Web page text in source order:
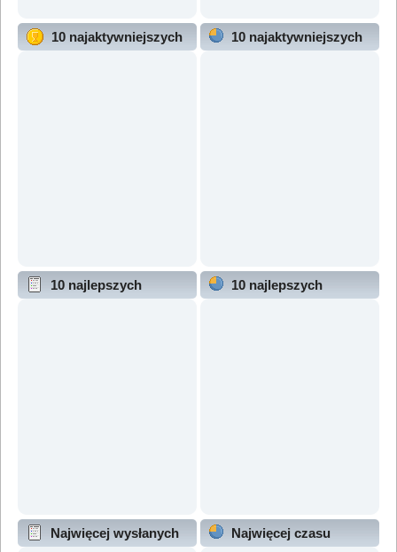
10 najaktywniejszych
10 najaktywniejszych
10 najlepszych
10 najlepszych
Najwięcej wysłanych
Najwięcej czasu